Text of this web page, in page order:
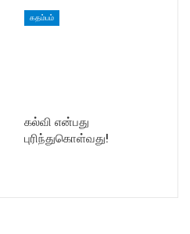
கதம்பம்
கல்வி என்பது
புரிந்துகொள்வது!